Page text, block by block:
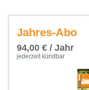
Jahres-Abo
94,00 € / Jahr
jederzeit kündbar